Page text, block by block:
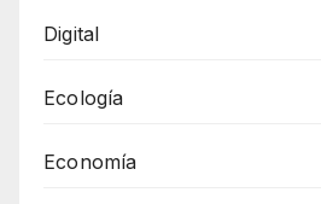
Digital
Ecología
Economía